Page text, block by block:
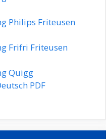
Philips Friteusen
Frifri Friteusen
Quigg
PDF